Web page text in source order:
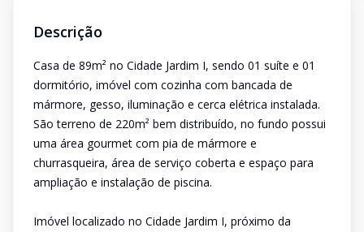
Descrição
Casa de 89m² no Cidade Jardim I, sendo 01 suíte e 01
dormitório, imóvel com cozinha com bancada de
mármore, gesso, iluminação e cerca elétrica instalada.
São terreno de 220m² bem distribuído, no fundo possui
uma área gourmet com pia de mármore e
churrasqueira, área de serviço coberta e espaço para
ampliação e instalação de piscina.
Imóvel localizado no Cidade Jardim I, próximo da